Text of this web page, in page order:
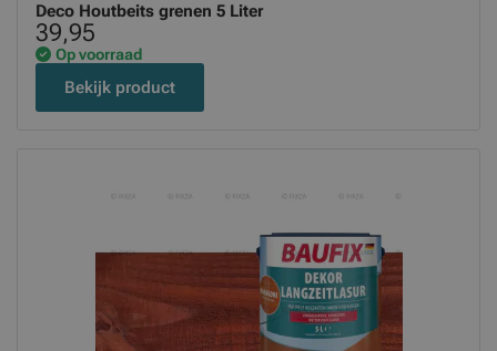
Deco Houtbeits grenen 5 Liter
39,95
Op voorraad
Bekijk product